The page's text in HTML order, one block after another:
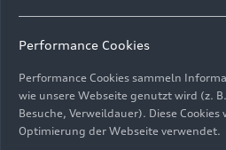
31.03.2026 Foto
Audi museum
mobile zeigt
„Design
Legenden“
Performance Cookies
Performance Cookies sammeln
wie unsere Webseite genutzt wird (z.
Besuche, Verweildauer). Diese Cookies
Optimierung der Webseite verwendet.